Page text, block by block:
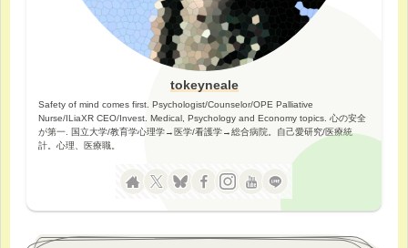
tokeyneale
Safety of mind comes first. Psychologist/Counselor/OPE Palliative
Nurse/ILiaXR CEO/Invest. Medical, Psychology and Economy topics. 心の安全
が第一. 国立大学/教育学心理学→医学/看護学→総合病院。自己愛研究/医療統
計。心理、医療職。